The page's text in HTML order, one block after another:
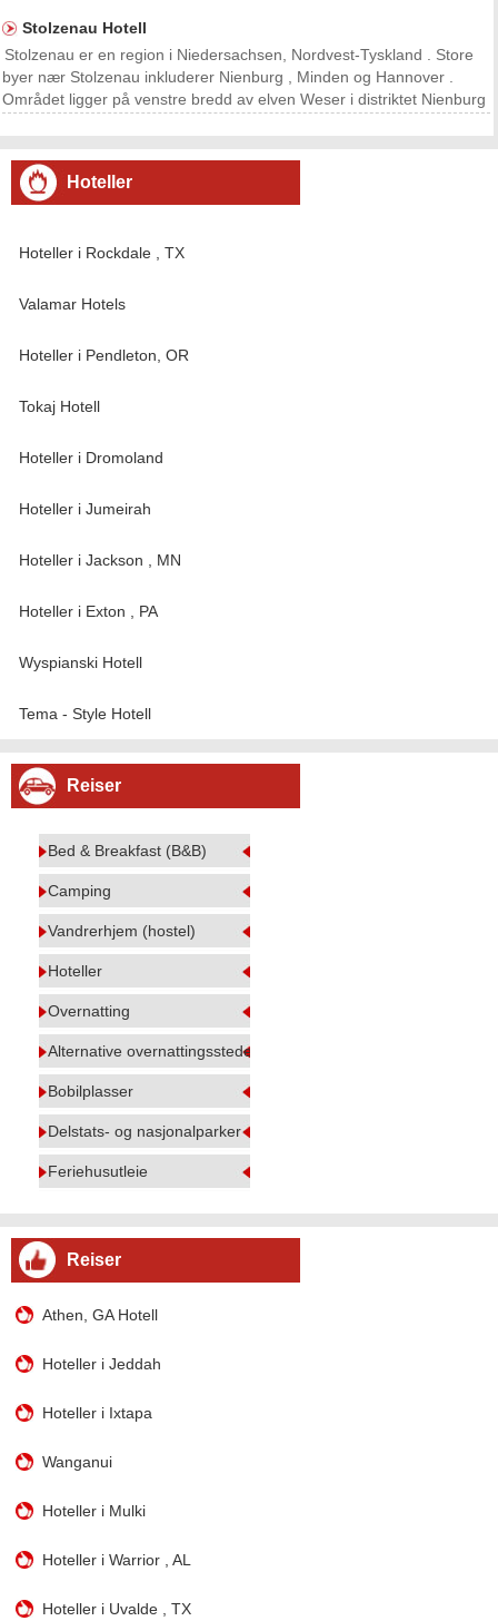
Schlossle hoteller ove
Stolzenau Hotell
Stolzenau er en region i Niedersachsen, Nordvest-Tyskland . Store
byer nær Stolzenau inkluderer Nienburg , Minden og Hannover .
Området ligger på venstre bredd av elven Weser i distriktet Nienburg
Hoteller
Hoteller i Rockdale , TX
Valamar Hotels
Hoteller i Pendleton, OR
Tokaj Hotell
Hoteller i Dromoland
Hoteller i Jumeirah
Hoteller i Jackson , MN
Hoteller i Exton , PA
Wyspianski Hotell
Tema - Style Hotell
Reiser
Bed & Breakfast (B&B)
Camping
Vandrerhjem (hostel)
Hoteller
Overnatting
Alternative overnattingssteder
Bobilplasser
Delstats- og nasjonalparker
Feriehusutleie
Reiser
Athen, GA Hotell
Hoteller i Jeddah
Hoteller i Ixtapa
Wanganui
Hoteller i Mulki
Hoteller i Warrior , AL
Hoteller i Uvalde , TX